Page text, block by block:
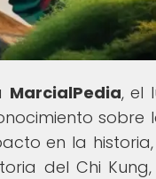
MarcialPedia, el
sobre
en la
del Chi